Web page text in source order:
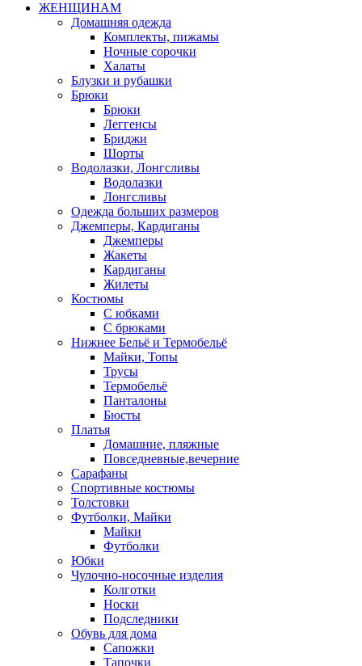
ЖЕНЩИНАМ
Домашняя одежда
Комплекты, пижамы
Ночные сорочки
Халаты
Блузки и рубашки
Брюки
Брюки
Леггенсы
Бриджи
Шорты
Водолазки, Лонгсливы
Водолазки
Лонгсливы
Одежда больших размеров
Джемперы, Кардиганы
Джемперы
Жакеты
Кардиганы
Жилеты
Костюмы
С юбками
С брюками
Нижнее Бельё и Термобельё
Майки, Топы
Трусы
Термобельё
Панталоны
Бюсты
Платья
Домашние, пляжные
Повседневные,вечерние
Сарафаны
Спортивные костюмы
Толстовки
Футболки, Майки
Майки
Футболки
Юбки
Чулочно-носочные изделия
Колготки
Носки
Подследники
Обувь для дома
Сапожки
Тапочки